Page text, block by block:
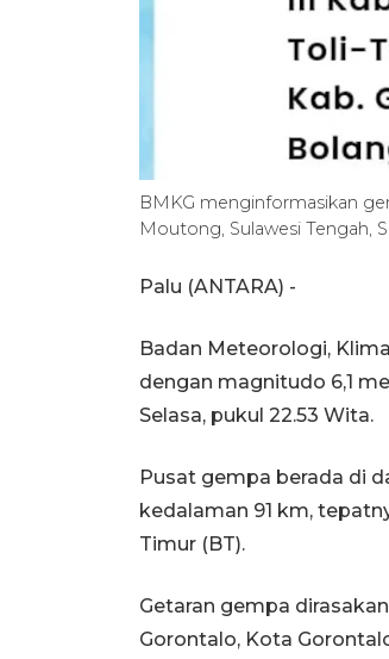
BMKG menginformasikan
Moutong, Sulawesi Tengah,
Palu (ANTARA) -
Badan Meteorologi,
dengan magnitudo 6,1
Selasa, pukul 22.53 Wita.
Pusat gempa berada di
kedalaman 91 km,
Timur (BT).
Getaran gempa
Gorontalo, Kota